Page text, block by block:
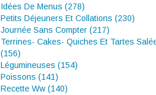
Idées De Menus (278)
Petits Déjeuners Et Collations (230)
Journée Sans Compter (217)
Terrines- Cakes- Quiches Et Tartes
(156)
Légumineuses (154)
Poissons (141)
Recette Ww (140)